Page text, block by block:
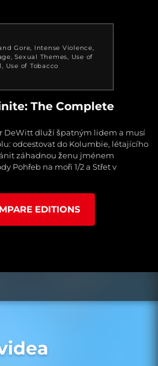
Gore Intense Violence
Sexual Themes
Use of
Use of Tobacco
The Complete
DeWitt dluží špatným lidem a musí
odcestovat do Kolumbie, létajícího
záhadnou ženu jménem
Pohřeb na moři 1/2 a Střet v
EDITIONS